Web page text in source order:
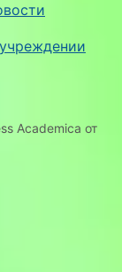
Academica от